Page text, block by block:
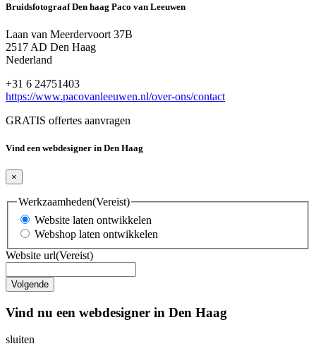
Bruidsfotograaf Den haag Paco van Leeuwen
Laan van Meerdervoort 37B
2517 AD Den Haag
Nederland
+31 6 24751403
https://www.pacovanleeuwen.nl/over-ons/contact
GRATIS offertes aanvragen
Vind een webdesigner in Den Haag
×
Werkzaamheden(Vereist)
Website laten ontwikkelen
Webshop laten ontwikkelen
Website url(Vereist)
Vind nu een webdesigner in Den Haag
sluiten